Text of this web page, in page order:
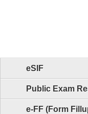
eSIF
Public Exam
e-FF (Form